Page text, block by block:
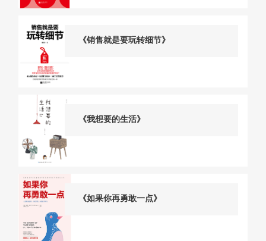
《销售就是要玩转细节》
《我想要的生活》
《如果你再勇敢一点》